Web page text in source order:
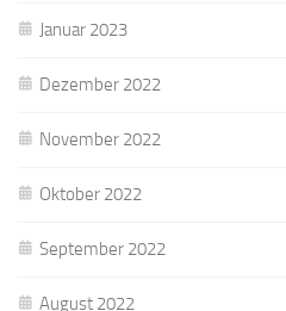
Januar 2023
Dezember 2022
November 2022
Oktober 2022
September 2022
August 2022